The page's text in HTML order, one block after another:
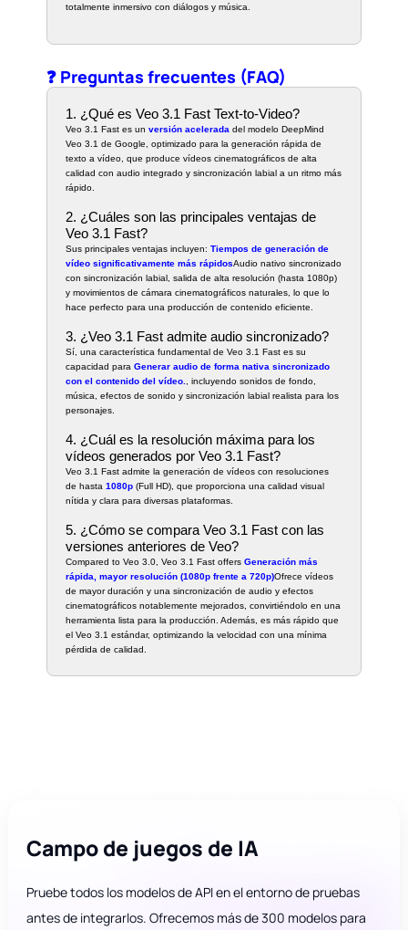
totalmente inmersivo con diálogos y música.
❓ Preguntas frecuentes (FAQ)
1. ¿Qué es Veo 3.1 Fast Text-to-Video?
Veo 3.1 Fast es unversión acelerada del modelo DeepMind
Veo 3.1 de Google, optimizado para la generación rápida de
texto a vídeo, que produce vídeos cinematográficos de alta
calidad con audio integrado y sincronización labial a un ritmo más
rápido.
2. ¿Cuáles son las principales ventajas de
Veo 3.1 Fast?
Sus principales ventajas incluyen:Tiempos de generación de
vídeo significativamente más rápidosAudio nativo sincronizado
con sincronización labial, salida de alta resolución (hasta 1080p)
y movimientos de cámara cinematográficos naturales, lo que lo
hace perfecto para una producción de contenido eficiente.
3. ¿Veo 3.1 Fast admite audio sincronizado?
Sí, una característica fundamental de Veo 3.1 Fast es su
capacidad paraGenerar audio de forma nativa sincronizado
con el contenido del vídeo.
, incluyendo sonidos de fondo,
música, efectos de sonido y sincronización labial realista para los
personajes.
4. ¿Cuál es la resolución máxima para los
vídeos generados por Veo 3.1 Fast?
Veo 3.1 Fast admite la generación de vídeos con resoluciones
de hasta1080p (Full HD), que proporciona una calidad visual
nítida y clara para diversas plataformas.
5. ¿Cómo se compara Veo 3.1 Fast con las
versiones anteriores de Veo?
Compared to Veo 3.0, Veo 3.1 Fast offersGeneración más
rápida, mayor resolución (1080p frente a 720p)Ofrece vídeos
de mayor duración y una sincronización de audio y efectos
cinematográficos notablemente mejorados, convirtiéndolo en una
herramienta lista para la producción. Además, es más rápido que
el Veo 3.1 estándar, optimizando la velocidad con una mínima
pérdida de calidad.
Campo de juegos de IA
Pruebe todos los modelos de API en el entorno de pruebas
antes de integrarlos. Ofrecemos más de 300 modelos para